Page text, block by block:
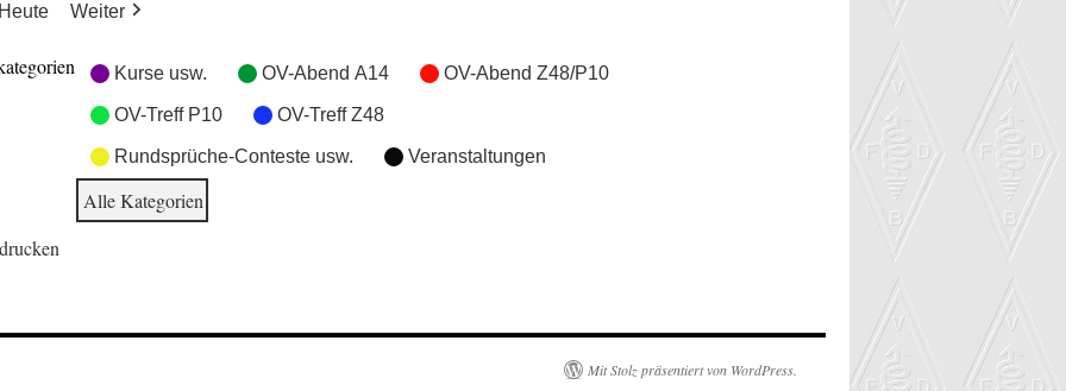
Heute Weiter
Kurse usw. OV-Abend A14 OV-Abend Z48/P10
OV-Treff P10 OV-Treff Z48
Rundsprüche-Conteste usw. Veranstaltungen
Alle Kategorien
Mit Stolz präsentiert von WordPress.